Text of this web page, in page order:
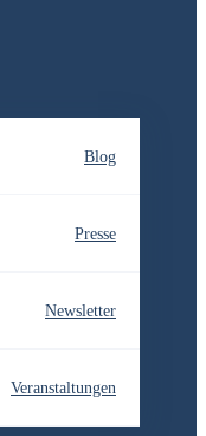
Blog
Presse
Newsletter
Veranstaltungen